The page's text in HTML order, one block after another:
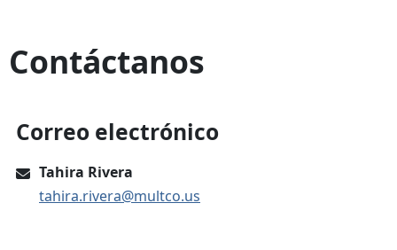
Contáctanos
Correo electrónico
Tahira Rivera
tahira.rivera@multco.us